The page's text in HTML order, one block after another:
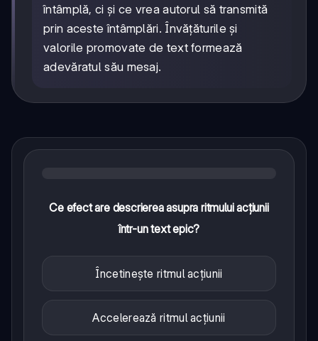
întâmplă, ci și ce vrea autorul să transmită
prin aceste întâmplări. Învățăturile și
valorile promovate de text formează
adevăratul său mesaj.
Ce efect are descrierea asupra ritmului acțiunii
într-un text epic?
Încetinește ritmul acțiunii
Accelerează ritmul acțiunii